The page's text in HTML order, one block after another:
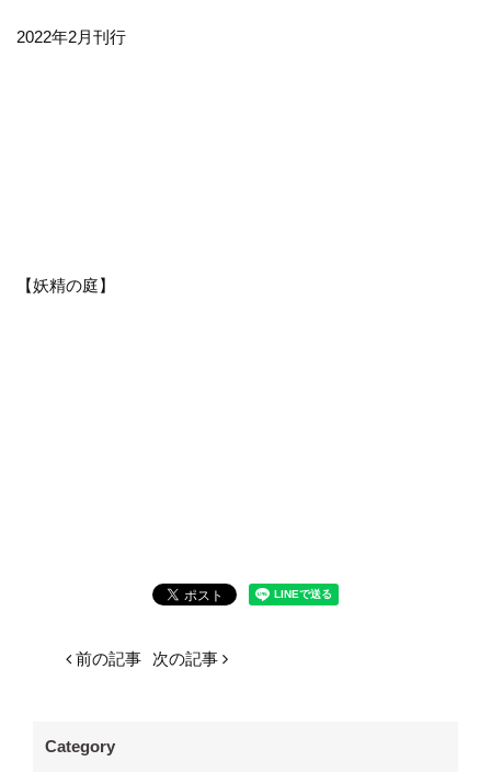
2022年2月刊行
【妖精の庭】
前の記事 次の記事
Category